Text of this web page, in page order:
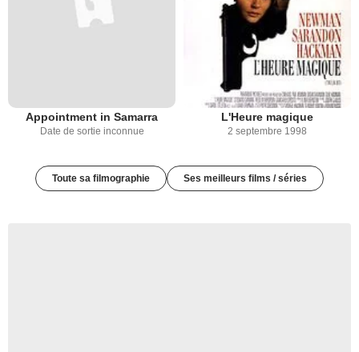
Appointment in Samarra
Date de sortie inconnue
L'Heure magique
2 septembre 1998
Toute sa filmographie Ses meilleurs films / séries